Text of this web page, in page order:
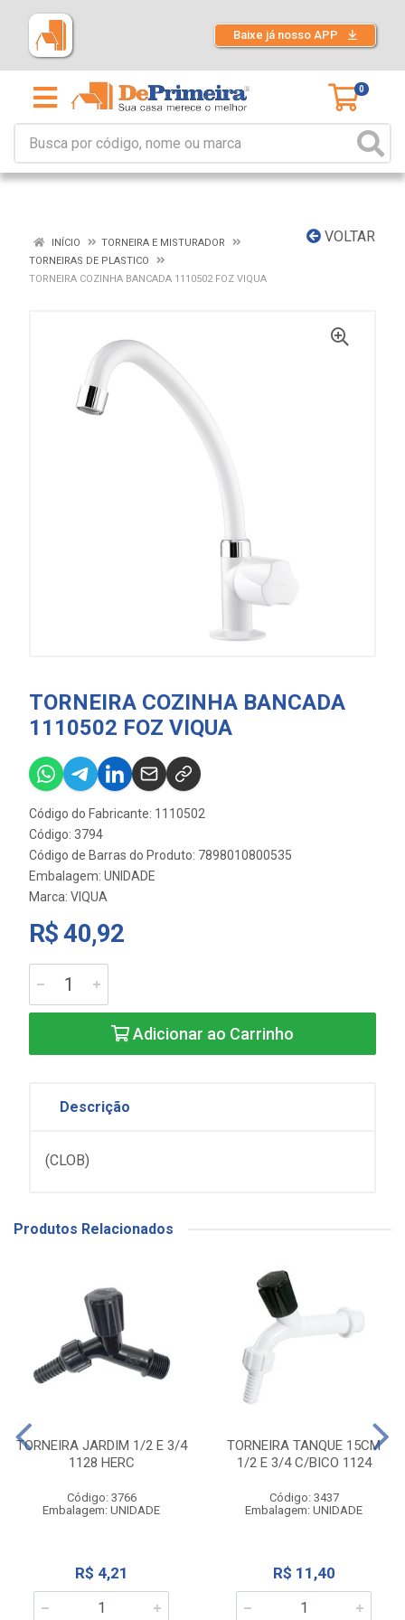
Baixe já nosso APP
0
VOLTAR
INÍCIO
TORNEIRA E MISTURADOR
TORNEIRAS DE PLASTICO
TORNEIRA COZINHA BANCADA 1110502 FOZ VIQUA
TORNEIRA COZINHA BANCADA
1110502 FOZ VIQUA
Código do Fabricante: 1110502
Código: 3794
Código de Barras do Produto: 7898010800535
Embalagem: UNIDADE
Marca: VIQUA
R$ 40,92
Adicionar ao Carrinho
Descrição
(CLOB)
Produtos Relacionados
TORNEIRA JARDIM 1/2 E 3/4
1128 HERC
Código: 3766
Embalagem: UNIDADE
R$ 4,21
TORNEIRA TANQUE 15CM
1/2 E 3/4 C/BICO 1124
Código: 3437
Embalagem: UNIDADE
R$ 11,40